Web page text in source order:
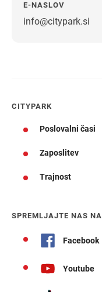
E-NASLOV
info@citypark.si
CITYPARK
Poslovalni časi
Zaposlitev
Trajnost
SPREMLJAJTE NAS NA
Facebook
Youtube